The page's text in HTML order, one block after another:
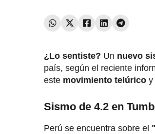
¿Lo sentiste? Un nuevo
país, según el reciente
este movimiento telúrico y
Sismo de 4.2 en
Perú se encuentra sobre el